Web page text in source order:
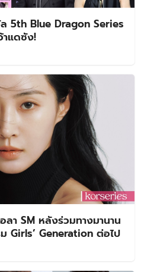
5th Blue Dragon Series
แดซัง!
ลา SM หลังร่วมทางมานาน
Girls’ Generation ต่อไป